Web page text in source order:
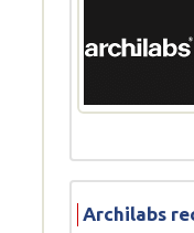
Archilabs